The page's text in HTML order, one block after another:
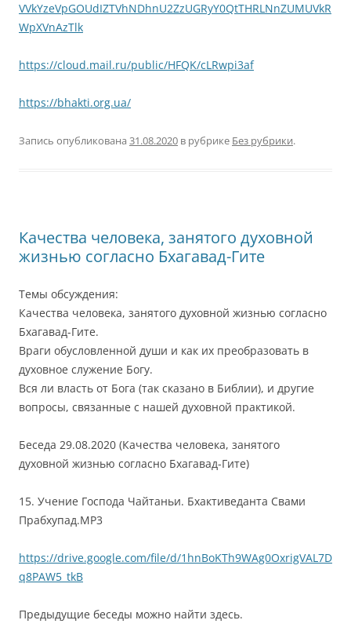
VVkYzeVpGOUdIZTVhNDhnU2ZzUGRyY0QtTHRLNnZUMUVkR
WpXVnAzTlk
https://cloud.mail.ru/public/HFQK/cLRwpi3af
https://bhakti.org.ua/
Запись опубликована 31.08.2020 в рубрике Без рубрики.
Качества человека, занятого духовной
жизнью согласно Бхагавад-Гите
Темы обсуждения:
Качества человека, занятого духовной жизнью согласно
Бхагавад-Гите.
Враги обусловленной души и как их преобразовать в
духовное служение Богу.
Вся ли власть от Бога (так сказано в Библии), и другие
вопросы, связанные с нашей духовной практикой.
Беседа 29.08.2020 (Качества человека, занятого
духовной жизнью согласно Бхагавад-Гите)
15. Учение Господа Чайтаньи. Бхактиведанта Свами
Прабхупад.MP3
https://drive.google.com/file/d/1hnBoKTh9WAg0OxrigVAL7D
q8PAW5_tkB
Предыдущие беседы можно найти здесь.